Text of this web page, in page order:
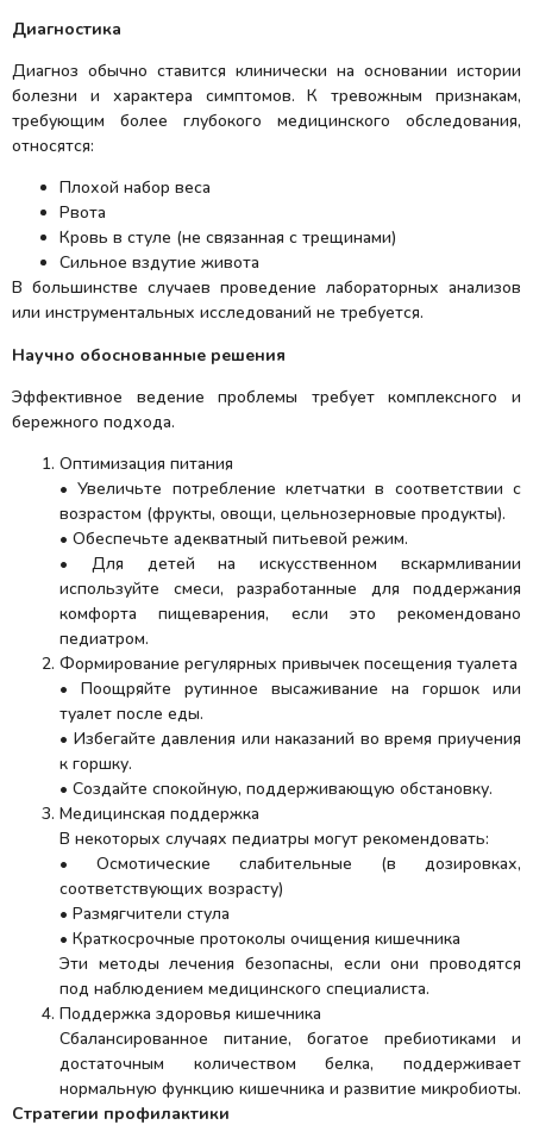
Диагностика
Диагноз обычно ставится клинически на основании истории
болезни и характера симптомов. К тревожным признакам,
требующим более глубокого медицинского обследования,
относятся:
Плохой набор веса
Рвота
Кровь в стуле (не связанная с трещинами)
Сильное вздутие живота
В большинстве случаев проведение лабораторных анализов
или инструментальных исследований не требуется.
Научно обоснованные решения
Эффективное ведение проблемы требует комплексного и
бережного подхода.
Оптимизация питания
• Увеличьте потребление клетчатки в соответствии с
возрастом (фрукты, овощи, цельнозерновые продукты).
• Обеспечьте адекватный питьевой режим.
• Для детей на искусственном вскармливании
используйте смеси, разработанные для поддержания
комфорта пищеварения, если это рекомендовано
педиатром.
Формирование регулярных привычек посещения туалета
• Поощряйте рутинное высаживание на горшок или
туалет после еды.
• Избегайте давления или наказаний во время приучения
к горшку.
• Создайте спокойную, поддерживающую обстановку.
Медицинская поддержка
В некоторых случаях педиатры могут рекомендовать:
• Осмотические слабительные (в дозировках,
соответствующих возрасту)
• Размягчители стула
• Краткосрочные протоколы очищения кишечника
Эти методы лечения безопасны, если они проводятся
под наблюдением медицинского специалиста.
Поддержка здоровья кишечника
Сбалансированное питание, богатое пребиотиками и
достаточным количеством белка, поддерживает
нормальную функцию кишечника и развитие микробиоты.
Стратегии профилактики